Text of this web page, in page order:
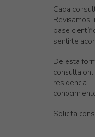
Cada
Revisamos
base
sentirte
De esta
consulta
residencia.
Solicita